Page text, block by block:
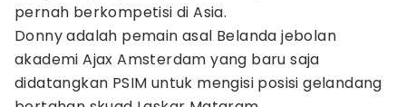
pernah berkompetisi di Asia.
Donny adalah pemain asal Belanda jebolan
akademi Ajax Amsterdam yang baru saja
didatangkan PSIM untuk mengisi posisi gelandang